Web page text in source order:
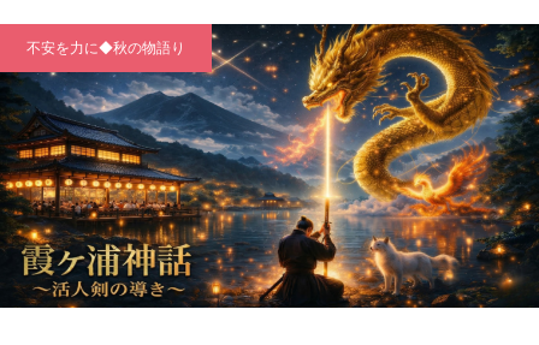
不安を力に◆秋の物語り